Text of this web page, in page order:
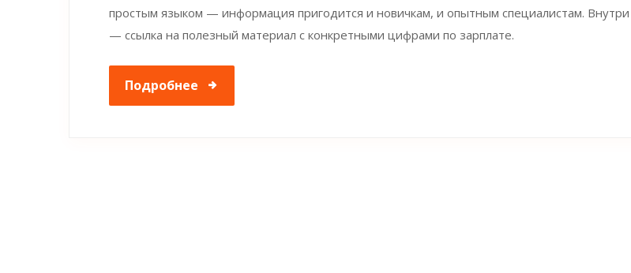
простым языком — информация пригодится и новичкам, и опытным специалистам. Внутри
— ссылка на полезный материал с конкретными цифрами по зарплате.
Подробнее